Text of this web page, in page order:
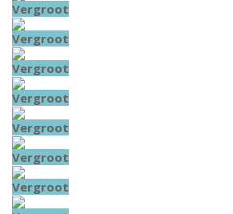
Vergroot
Vergroot
Vergroot
Vergroot
Vergroot
Vergroot
Vergroot